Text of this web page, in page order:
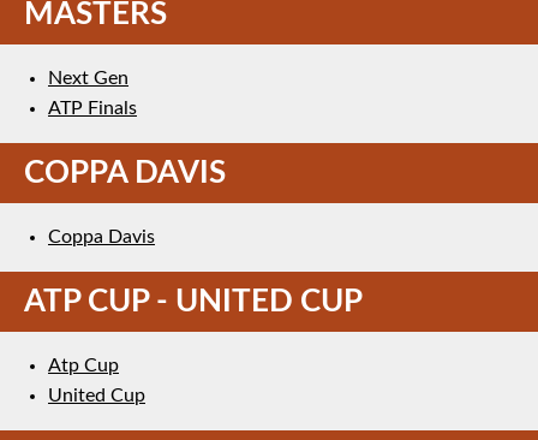
MASTERS
Next Gen
ATP Finals
COPPA DAVIS
Coppa Davis
ATP CUP - UNITED CUP
Atp Cup
United Cup